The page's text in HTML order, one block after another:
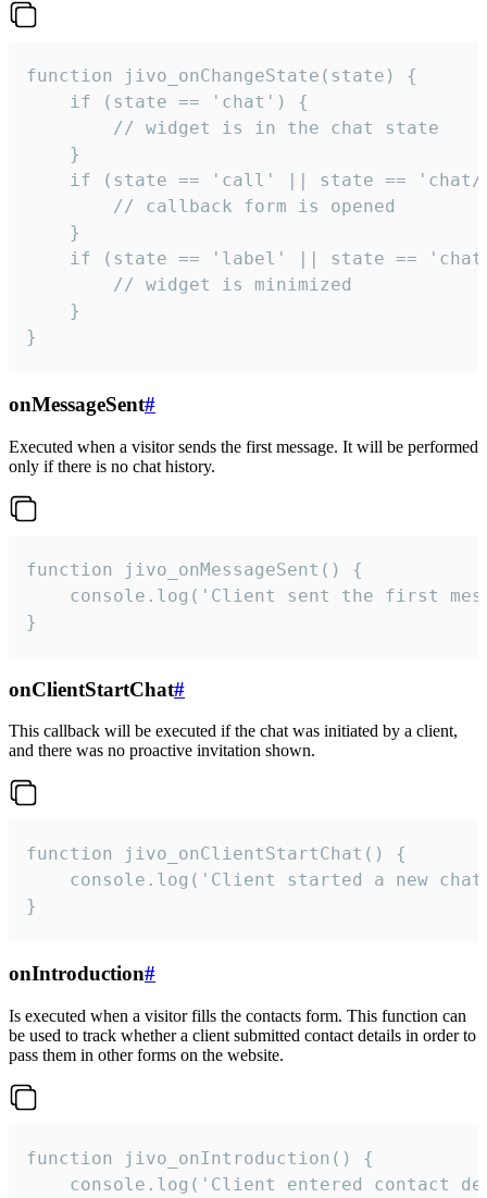
function jivo_onChangeState(state) {
    if (state == 'chat') {
        // widget is in the chat state
    }
if (state == 'call' || state ==
        // callback form is opened
    }
if (state == 'label' || state ==
        // widget is minimized
    }
}
onMessageSent#
Executed when a visitor sends the first message. It will be performed
only if there is no chat history.
function jivo_onMessageSent() {
console.log('Client sent the first
}
onClientStartChat#
This callback will be executed if the chat was initiated by a client,
and there was no proactive invitation shown.
function jivo_onClientStartChat() {
console.log('Client started a new
}
onIntroduction#
Is executed when a visitor fills the contacts form. This function can
be used to track whether a client submitted contact details in order to
pass them in other forms on the website.
function jivo_onIntroduction() {
console.log('Client entered contact